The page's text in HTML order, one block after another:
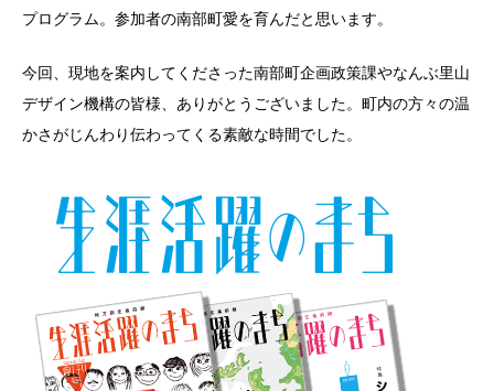
プログラム。参加者の南部町愛を育んだと思います。
今回、現地を案内してくださった南部町企画政策課やなんぶ里山
デザイン機構の皆様、ありがとうございました。町内の方々の温
かさがじんわり伝わってくる素敵な時間でした。